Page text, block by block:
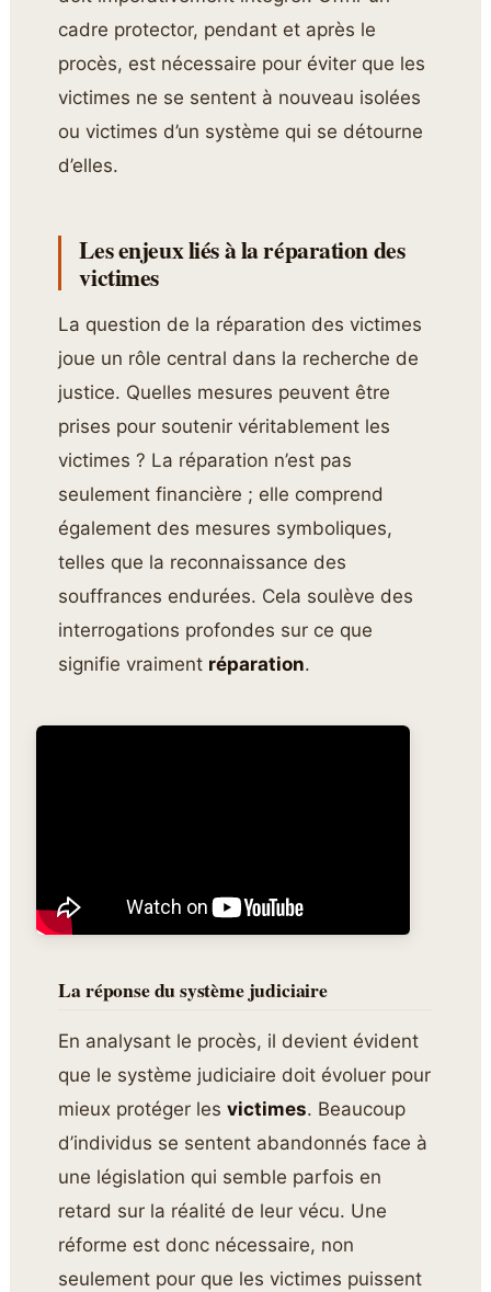
cadre protector, pendant et après le
procès, est nécessaire pour éviter que les
victimes ne se sentent à nouveau isolées
ou victimes d’un système qui se détourne
d’elles.
Les enjeux liés à la réparation des
victimes
La question de la réparation des victimes
joue un rôle central dans la recherche de
justice. Quelles mesures peuvent être
prises pour soutenir véritablement les
victimes ? La réparation n’est pas
seulement financière ; elle comprend
également des mesures symboliques,
telles que la reconnaissance des
souffrances endurées. Cela soulève des
interrogations profondes sur ce que
signifie vraiment réparation.
La réponse du système judiciaire
En analysant le procès, il devient évident
que le système judiciaire doit évoluer pour
mieux protéger lesvictimes. Beaucoup
d’individus se sentent abandonnés face à
une législation qui semble parfois en
retard sur la réalité de leur vécu. Une
réforme est donc nécessaire, non
seulement pour que les victimes puissent